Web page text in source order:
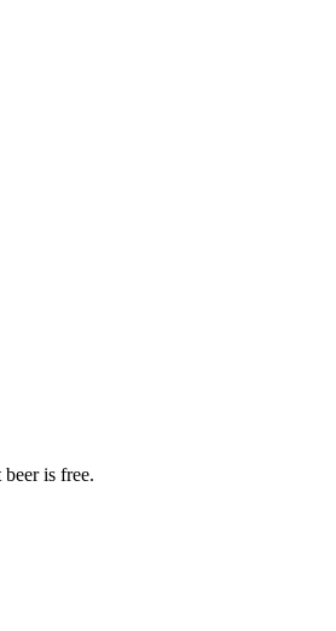
is free.